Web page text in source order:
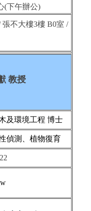
(下午辦公)
張不大樓3樓 B0室 /
教授
及環境工程 博士
偵測、植物復育